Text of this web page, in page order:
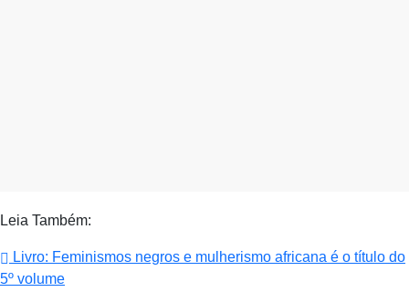
Leia Também:
Livro: Feminismos negros e mulherismo africana é o título do
5º volume